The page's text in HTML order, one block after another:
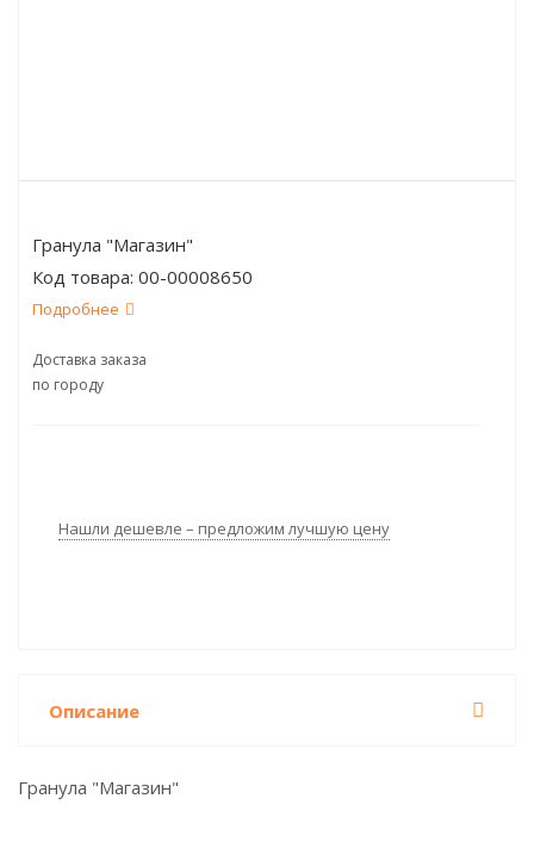
Гранула "Магазин"
Код товара: 00-00008650
Подробнее
Доставка заказа
по городу
Нашли дешевле – предложим лучшую цену
Описание
Гранула "Магазин"